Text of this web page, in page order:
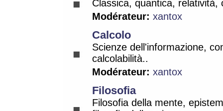
Classica, quantica, relatività,
Modérateur: xantox
Calcolo
Scienze dell'informazione,
calcolabilità..
Modérateur: xantox
Filosofia
Filosofia della mente,